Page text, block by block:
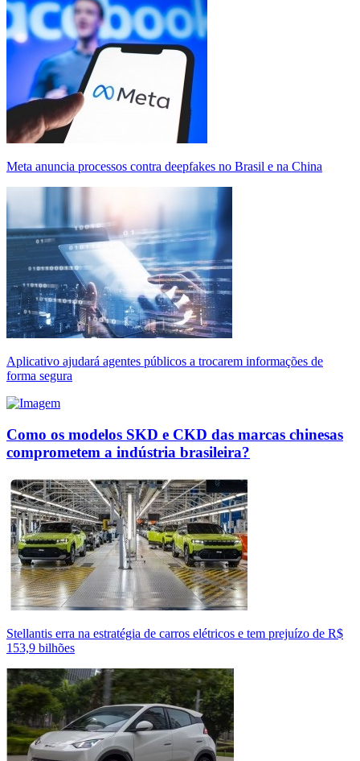
Meta anuncia processos contra deepfakes no Brasil e na China
Aplicativo ajudará agentes públicos a trocarem informações de
forma segura
Como os modelos SKD e CKD das marcas chinesas
comprometem a indústria brasileira?
Stellantis erra na estratégia de carros elétricos e tem prejuízo de R$
153,9 bilhões